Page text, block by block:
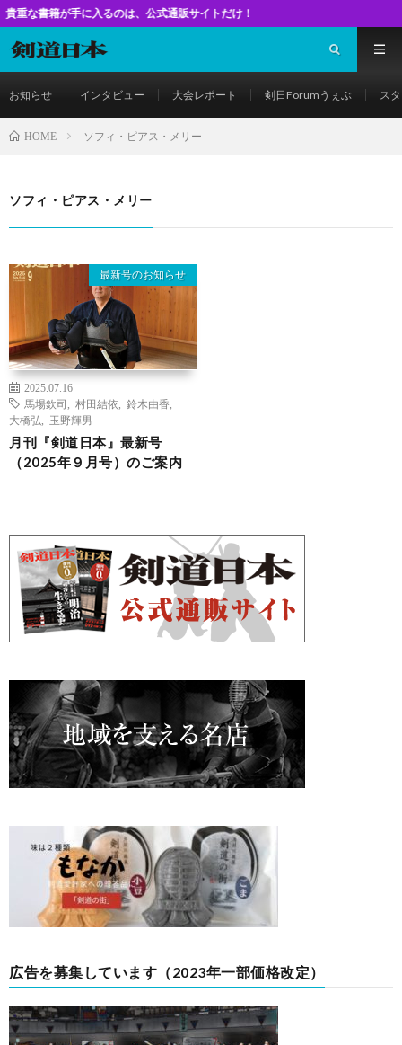
に入るのは、公式通販サイトだけ！
お知らせ インタビュー 大会レポート 剣日Forumうぇぶ ス
HOME ソフィ・ピアス・メリー
ソフィ・ピアス・メリー
最新号のお知らせ
2025.07.16
馬場欽司
村田結依 鈴木由香
大橋弘
玉野輝男
月刊『剣道日本』最新号
（2025年９月号）のご案内
広告を募集しています（2023年一部価格改定）